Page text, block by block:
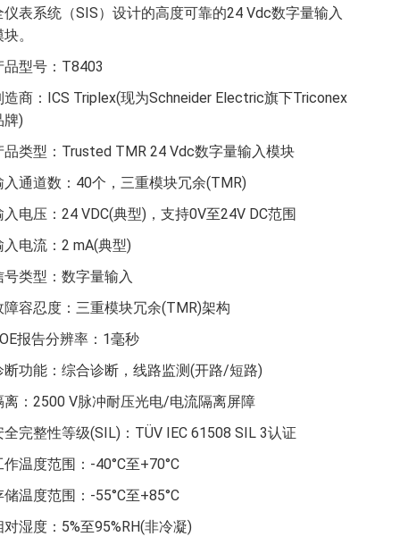
仪表系统（SIS）设计的高度可靠的24 Vdc数字量输入
。
品型号：T8403
造商：ICS Triplex(现为Schneider Electric旗下Triconex
牌)
品类型：Trusted TMR 24 Vdc数字量输入模块
入通道数：40个，三重模块冗余(TMR)
入电压：24 VDC(典型)，支持0V至24V DC范围
入电流：2 mA(典型)
号类型：数字量输入
障容忍度：三重模块冗余(TMR)架构
报告分辨率：1毫秒
断功能：综合诊断，线路监测(开路/短路)
离：2500 V脉冲耐压光电/电流隔离屏障
全完整性等级(SIL)：TÜV IEC 61508 SIL 3认证
作温度范围：-40°C至+70°C
储温度范围：-55°C至+85°C
对湿度：5%至95%RH(非冷凝)